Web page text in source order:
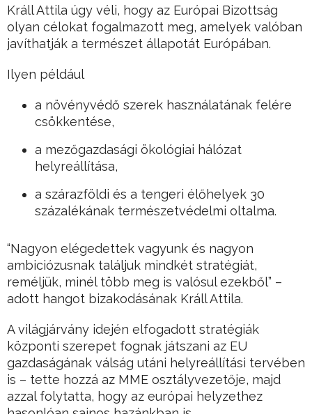
Králl Attila úgy véli, hogy az Európai Bizottság
olyan célokat fogalmazott meg, amelyek valóban
javíthatják a természet állapotát Európában.
Ilyen például
a növényvédő szerek használatának felére
csökkentése,
a mezőgazdasági ökológiai hálózat
helyreállítása,
a szárazföldi és a tengeri élőhelyek 30
százalékának természetvédelmi oltalma.
“Nagyon elégedettek vagyunk és nagyon
ambiciózusnak találjuk mindkét stratégiát,
reméljük, minél több meg is valósul ezekből” –
adott hangot bizakodásának Králl Attila.
A világjárvány idején elfogadott stratégiák
központi szerepet fognak játszani az EU
gazdaságának válság utáni helyreállítási tervében
is – tette hozzá az MME osztályvezetője, majd
azzal folytatta, hogy az európai helyzethez